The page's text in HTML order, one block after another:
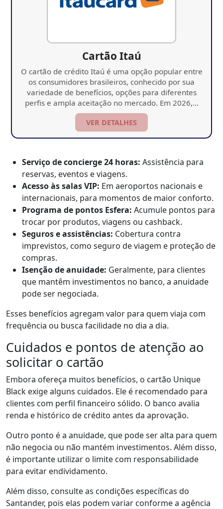
Cartão Itaú
O cartão de crédito Itaú é uma opção popular entre
os consumidores brasileiros, conhecido por sua
variedade de benefícios, opções para diferentes
perfis e ampla aceitação no mercado. Em 2026,…
VER DETALHES
Serviço de concierge 24 horas: Assistência para
reservas, eventos e viagens.
Acesso às salas VIP: Em aeroportos nacionais e
internacionais, para momentos de maior conforto.
Programa de pontos Esfera: Acumule pontos para
trocar por produtos, viagens ou cashback.
Seguros e assistências: Cobertura contra
imprevistos, como seguro de viagem e proteção de
compras.
Isenção de anuidade: Geralmente, para clientes
que mantêm investimentos no banco, a anuidade
pode ser negociada.
Esses benefícios agregam valor para quem viaja com
frequência ou busca facilidade no dia a dia.
Cuidados e pontos de atenção ao
solicitar o cartão
Embora ofereça muitos benefícios, o cartão Unique
Black exige alguns cuidados. Ele é recomendado para
clientes com perfil financeiro sólido. O banco avalia
renda e histórico de crédito antes da aprovação.
Outro ponto é a anuidade, que pode ser alta para quem
não negocia ou não mantém investimentos. Além disso,
é importante utilizar o limite com responsabilidade
para evitar endividamento.
Além disso, consulte as condições específicas do
Santander, pois elas podem variar conforme a agência